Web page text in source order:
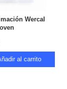
Wercal
al carrito